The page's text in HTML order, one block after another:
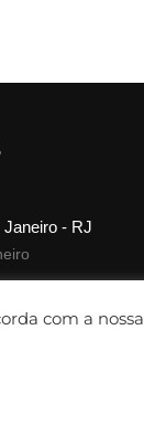
Janeiro - RJ
com a nossa